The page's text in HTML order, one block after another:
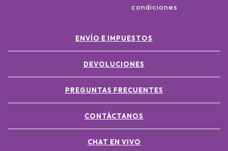
condiciones
ENVÍO E IMPUESTOS
DEVOLUCIONES
PREGUNTAS FRECUENTES
CONTÁCTANOS
CHAT EN VIVO